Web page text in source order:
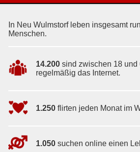
In Neu Wulmstorf leben insgesamt
Menschen.
14.200 sind zwischen 18 und
regelmäßig das Internet.
1.250 flirten jeden Monat im
1.050 suchen online einen